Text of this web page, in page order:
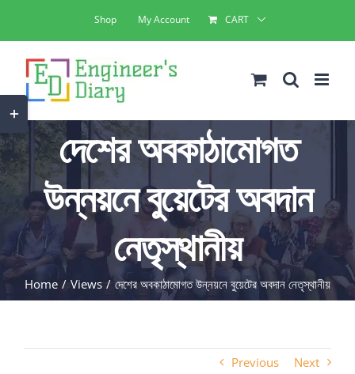
to
content
Shop My Account CART
দেশের অবকাঠামোগত
উন্নয়নে বুয়েটের অবদান
নেতৃস্থানীয়
Home Views দেশের অবকাঠামোগত উন্নয়নে বুয়েটের অবদান নেতৃস্থানীয়
Previous Next
Toggle
Sliding
Bar
Area